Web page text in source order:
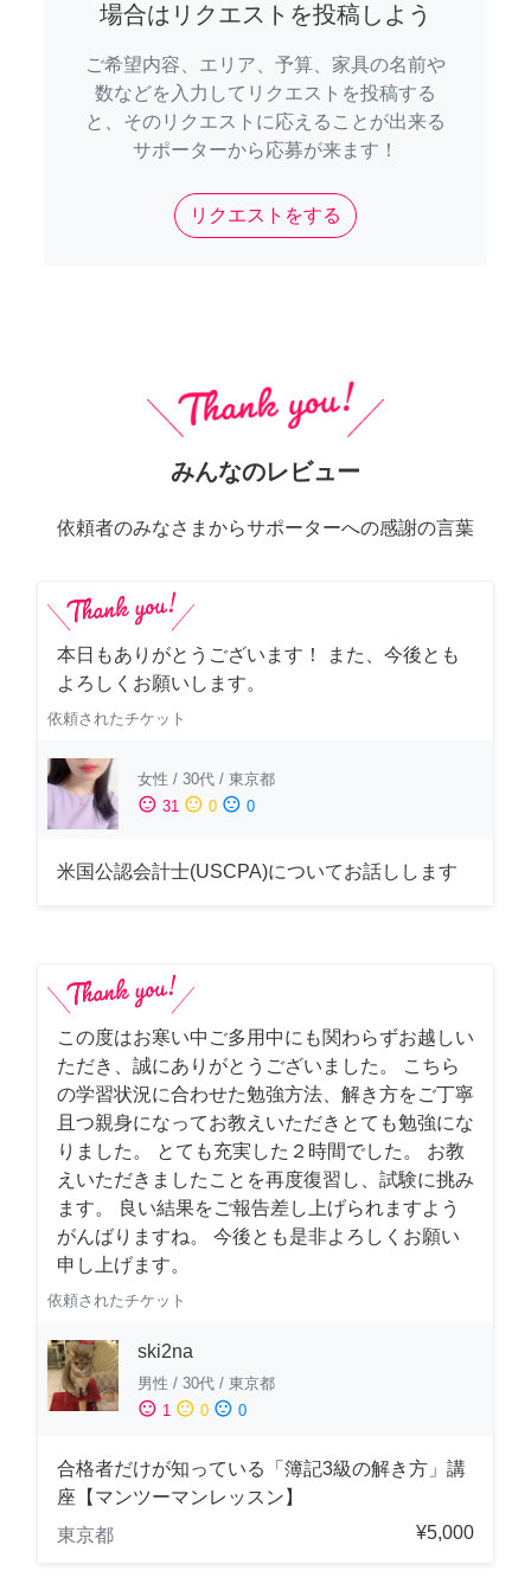
場合はリクエストを投稿しよう
ご希望内容、エリア、予算、家具の名前や
数などを入力してリクエストを投稿する
と、そのリクエストに応えることが出来る
サポーターから応募が来ます！
リクエストをする
みんなのレビュー
依頼者のみなさまからサポーターへの感謝の言葉
本日もありがとうございます！ また、今後とも
よろしくお願いします。
依頼されたチケット
女性 / 30代 / 東京都
sentiment_satisfied 31 sentiment_neutral 0 sentiment_dissatisfied 0
米国公認会計士(USCPA)についてお話しします
この度はお寒い中ご多用中にも関わらずお越しい
ただき、誠にありがとうございました。 こちら
の学習状況に合わせた勉強方法、解き方をご丁寧
且つ親身になってお教えいただきとても勉強にな
りました。 とても充実した２時間でした。 お教
えいただきましたことを再度復習し、試験に挑み
ます。 良い結果をご報告差し上げられますよう
がんばりますね。 今後とも是非よろしくお願い
申し上げます。
依頼されたチケット
ski2na
男性 / 30代 / 東京都
sentiment_satisfied 1 sentiment_neutral 0 sentiment_dissatisfied 0
合格者だけが知っている「簿記3級の解き方」講
座【マンツーマンレッスン】
東京都
¥5,000